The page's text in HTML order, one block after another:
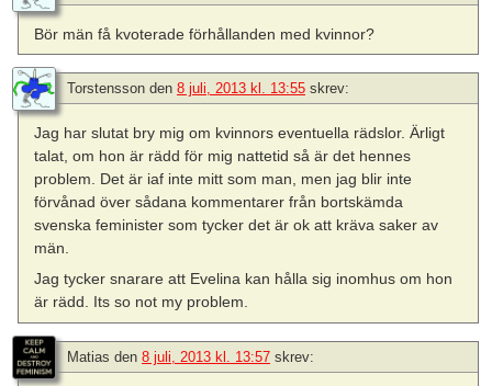
Bör män få kvoterade förhållanden med kvinnor?
Torstensson den 8 juli, 2013 kl. 13:55 skrev:
Jag har slutat bry mig om kvinnors eventuella rädslor. Ärligt
talat, om hon är rädd för mig nattetid så är det hennes
problem. Det är iaf inte mitt som man, men jag blir inte
förvånad över sådana kommentarer från bortskämda
svenska feminister som tycker det är ok att kräva saker av
män.
Jag tycker snarare att Evelina kan hålla sig inomhus om hon
är rädd. Its so not my problem.
Matias den 8 juli, 2013 kl. 13:57 skrev: